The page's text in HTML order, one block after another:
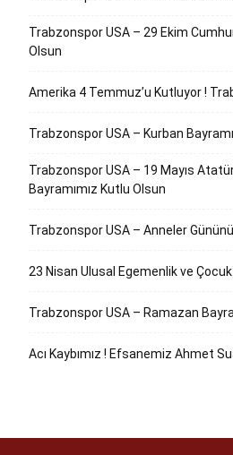
Trabzonspor USA – 29 Ekim
Olsun
Amerika 4 Temmuz’u Kutluyor !
Trabzonspor USA – Kurban
Trabzonspor USA – 19 Mayıs
Bayramımız Kutlu Olsun
Trabzonspor USA – Anneler
23 Nisan Ulusal Egemenlik ve
Trabzonspor USA – Ramazan
Acı Kaybımız ! Efsanemiz Ahmet